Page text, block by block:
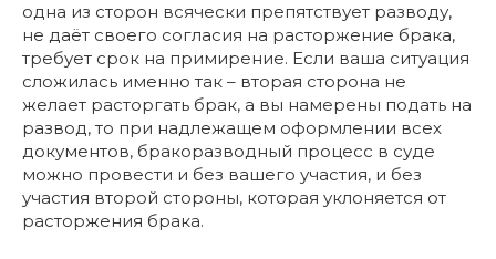
одна из сторон всячески препятствует разводу,
не даёт своего согласия на расторжение брака,
требует срок на примирение. Если ваша ситуация
сложилась именно так – вторая сторона не
желает расторгать брак, а вы намерены подать на
развод, то при надлежащем оформлении всех
документов, бракоразводный процесс в суде
можно провести и без вашего участия, и без
участия второй стороны, которая уклоняется от
расторжения брака.